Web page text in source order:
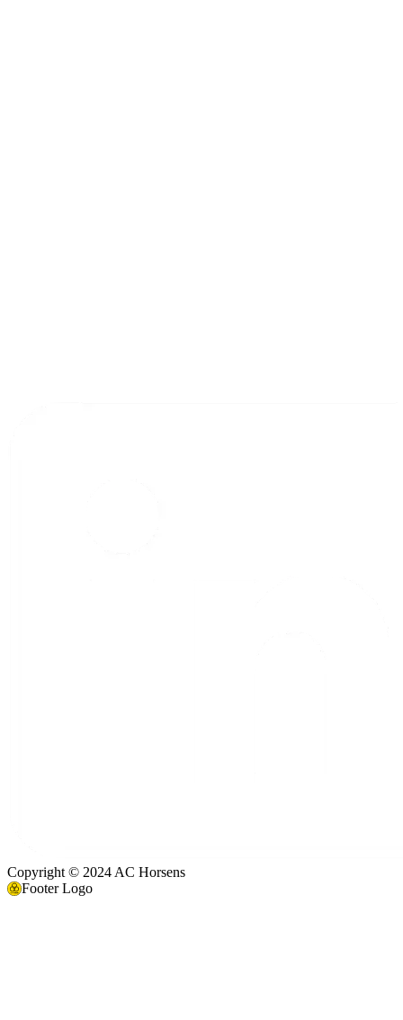
Copyright © 2024 AC Horsens
Footer Logo